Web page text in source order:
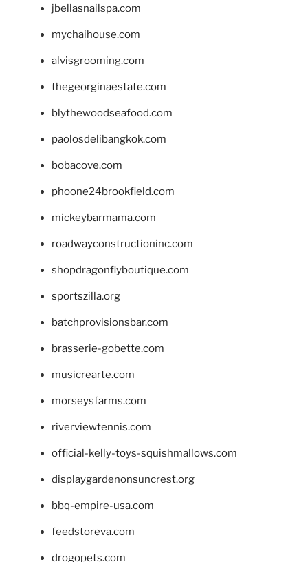
jbellasnailspa.com
mychaihouse.com
alvisgrooming.com
thegeorginaestate.com
blythewoodseafood.com
paolosdelibangkok.com
bobacove.com
phoone24brookfield.com
mickeybarmama.com
roadwayconstructioninc.com
shopdragonflyboutique.com
sportszilla.org
batchprovisionsbar.com
brasserie-gobette.com
musicrearte.com
morseysfarms.com
riverviewtennis.com
official-kelly-toys-squishmallows.com
displaygardenonsuncrest.org
bbq-empire-usa.com
feedstoreva.com
drogopets.com